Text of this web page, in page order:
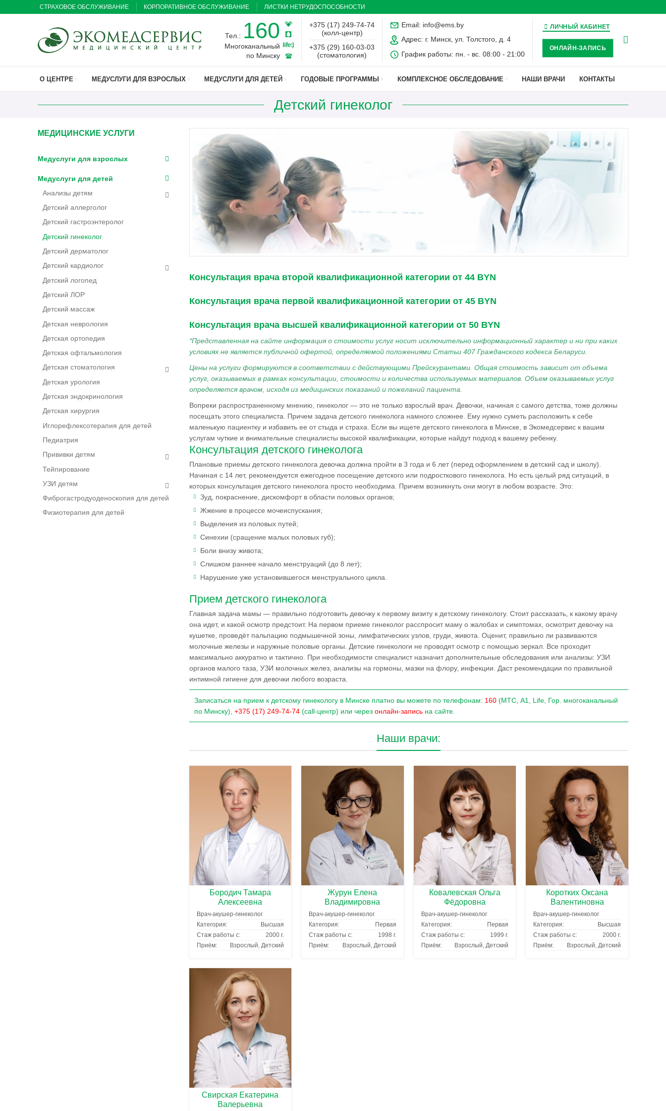
СТРАХОВОЕ ОБСЛУЖИВАНИЕ КОРПОРАТИВНОЕ ОБСЛУЖИВАНИЕ ЛИСТКИ НЕТРУДОСПОСОБНОСТИ
Тел.: 160
Многоканальный
по Минску
+375 (17) 249-74-74
(колл-центр)
+375 (29) 160-03-03
(стоматология)
Email: info@ems.by
Адрес: г. Минск, ул. Толстого, д. 4
График работы: пн. - вс. 08:00 - 21:00
ЛИЧНЫЙ КАБИНЕТ
ОНЛАЙН-ЗАПИСЬ
О ЦЕНТРЕ МЕДУСЛУГИ ДЛЯ ВЗРОСЛЫХ МЕДУСЛУГИ ДЛЯ ДЕТЕЙ ГОДОВЫЕ ПРОГРАММЫ КОМПЛЕКСНОЕ ОБСЛЕДОВАНИЕ НАШИ ВРАЧИ КОНТАКТЫ
Детский гинеколог
Консультация врача второй квалификационной категории от 44 BYN
Консультация врача первой квалификационной категории от 45 BYN
Консультация врача высшей квалификационной категории от 50 BYN
*Представленная на сайте информация о стоимости услуг носит исключительно информационный характер и ни при каких
условиях не является публичной офертой, определяемой положениями Статьи 407 Гражданского кодекса Беларуси.
Цены на услуги формируются в соответствии с действующими Прейскурантами. Общая стоимость зависит от объема
услуг, оказываемых в рамках консультации, стоимости и количества используемых материалов. Объем оказываемых услуг
определяется врачом, исходя из медицинских показаний и пожеланий пациента.
Вопреки распространенному мнению, гинеколог — это не только взрослый врач. Девочки, начиная с самого детства, тоже должны
посещать этого специалиста. Причем задача детского гинеколога намного сложнее. Ему нужно суметь расположить к себе
маленькую пациентку и избавить ее от стыда и страха. Если вы ищете детского гинеколога в Минске, в Экомедсервис к вашим
услугам чуткие и внимательные специалисты высокой квалификации, которые найдут подход к вашему ребенку.
Консультация детского гинеколога
Плановые приемы детского гинеколога девочка должна пройти в 3 года и 6 лет (перед оформлением в детский сад и школу).
Начиная с 14 лет, рекомендуется ежегодное посещение детского или подросткового гинеколога. Но есть целый ряд ситуаций, в
которых консультация детского гинеколога просто необходима. Причем возникнуть они могут в любом возрасте. Это:
Зуд, покраснение, дискомфорт в области половых органов;
Жжение в процессе мочеиспускания;
Выделения из половых путей;
Синехии (сращение малых половых губ);
Боли внизу живота;
Слишком раннее начало менструаций (до 8 лет);
Нарушение уже установившегося менструального цикла.
Прием детского гинеколога
Главная задача мамы — правильно подготовить девочку к первому визиту к детскому гинекологу. Стоит рассказать, к какому врачу
она идет, и какой осмотр предстоит. На первом приеме гинеколог расспросит маму о жалобах и симптомах, осмотрит девочку на
кушетке, проведёт пальпацию подмышечной зоны, лимфатических узлов, груди, живота. Оценит, правильно ли развиваются
молочные железы и наружные половые органы. Детские гинекологи не проводят осмотр с помощью зеркал. Все проходит
максимально аккуратно и тактично. При необходимости специалист назначит дополнительные обследования или анализы: УЗИ
органов малого таза, УЗИ молочных желез, анализы на гормоны, мазки на флору, инфекции. Даст рекомендации по правильной
интимной гигиене для девочки любого возраста.
Записаться на прием к детскому гинекологу в Минске платно вы можете по телефонам: 160(МТС, A1, Life, Гор. многоканальный
по Минску), +375 (17) 249-74-74(call-центр) или через онлайн-записьна сайте.
Наши врачи:
Бородич Тамара
Алексеевна
Врач-акушер-гинеколог
Категория:
Высшая
Стаж работы с:
2000 г.
Приём:
Взрослый, Детский
Журун Елена
Владимировна
Врач-акушер-гинеколог
Категория:
Первая
Стаж работы с:
1998 г.
Приём:
Взрослый, Детский
Ковалевская Ольга
Фёдоровна
Врач-акушер-гинеколог
Категория:
Первая
Стаж работы с:
1999 г.
Приём:
Взрослый, Детский
Коротких Оксана
Валентиновна
Врач-акушер-гинеколог
Категория:
Высшая
Стаж работы с:
2000 г.
Приём:
Взрослый, Детский
Свирская Екатерина
Валерьевна
МЕДИЦИНСКИЕ УСЛУГИ
Медуслуги для взрослых
Медуслуги для детей
Анализы детям
Детский аллерголог
Детский гастроэнтеролог
Детский гинеколог
Детский дерматолог
Детский кардиолог
Детский логопед
Детский ЛОР
Детский массаж
Детская неврология
Детская ортопедия
Детская офтальмология
Детская стоматология
Детская урология
Детская эндокринология
Детская хирургия
Иглорефлексотерапия для детей
Педиатрия
Прививки детям
Тейпирование
УЗИ детям
Фиброгастродуоденоскопия для детей
Физиотерапия для детей